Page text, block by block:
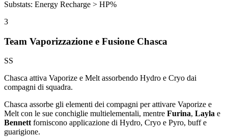
Substats: Energy Recharge > HP%
3
Team Vaporizzazione e Fusione Chasca
SS
Chasca attiva Vaporize e Melt assorbendo Hydro e Cryo dai
compagni di squadra.
Chasca assorbe gli elementi dei compagni per attivare Vaporize e
Melt con le sue conchiglie multielementali, mentre Furina, Layla e
Bennett forniscono applicazione di Hydro, Cryo e Pyro, buff e
guarigione.